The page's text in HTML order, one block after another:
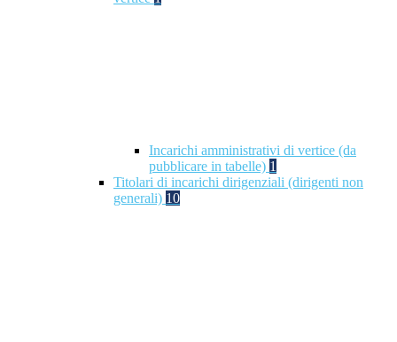
Incarichi amministrativi di vertice (da
pubblicare in tabelle) 1
Titolari di incarichi dirigenziali (dirigenti non
generali) 10